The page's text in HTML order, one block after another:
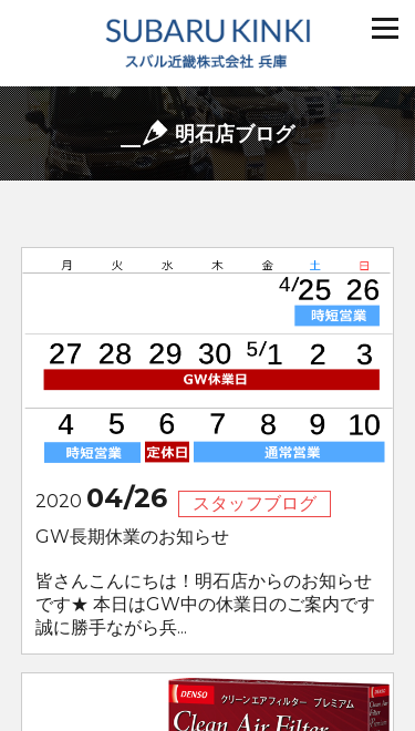
明石店ブログ
2020 04/26
スタッフブログ
GW長期休業のお知らせ
皆さんこんにちは！明石店からのお知らせ
です★ 本日はGW中の休業日のご案内です
誠に勝手ながら兵...